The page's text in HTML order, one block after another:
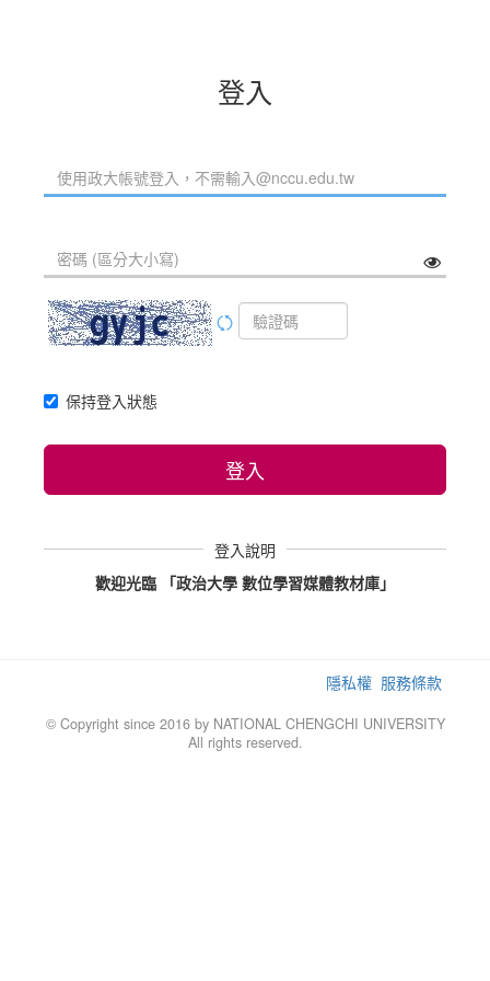
登入
保持登入狀態
登入
登入說明
歡迎光臨 「政治大學 數位學習媒體教材庫」
隱私權 服務條款
© Copyright since 2016 by NATIONAL CHENGCHI UNIVERSITY
All rights reserved.